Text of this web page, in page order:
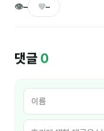
구자룡
김소연
김의중
김종무
👁– ♥–
댓글 0